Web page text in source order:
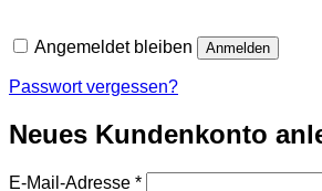
Angemeldet bleiben Anmelden
Passwort vergessen?
Neues Kundenkonto
E-Mail-Adresse *Erforderlich